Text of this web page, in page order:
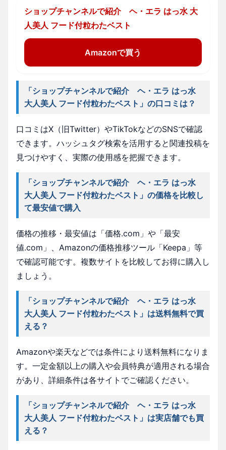
ショップチャンネルで紹介 ヘ・エラ はっ水 大
人美人 フード付粒わたベスト
Amazonで買う
「ショップチャンネルで紹介 ヘ・エラ はっ水
大人美人 フード付粒わたベスト」の口コミは？
口コミはX（旧Twitter）やTikTokなどのSNSで確認
できます。ハッシュタグ検索を活用すると関連投稿を
見つけやすく、実際の使用感を把握できます。
「ショップチャンネルで紹介 ヘ・エラ はっ水
大人美人 フード付粒わたベスト」の価格を比較し
て最安値で購入
価格の推移・最安値は「価格.com」や「最安
値.com」、Amazonの価格推移ツール「Keepa」等
で確認可能です。複数サイトを比較してお得に購入し
ましょう。
「ショップチャンネルで紹介 ヘ・エラ はっ水
大人美人 フード付粒わたベスト」は送料無料で買
える？
Amazonや楽天などでは条件により送料無料になりま
す。一定金額以上の購入や会員特典が適用される場合
があり、詳細条件は各サイトでご確認ください。
「ショップチャンネルで紹介 ヘ・エラ はっ水
大人美人 フード付粒わたベスト」は実店舗でも買
える？